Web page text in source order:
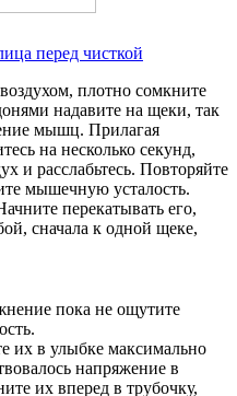
перед чисткой
плотно сомкните
надавите на щеки, так
мышц. Прилагая
на несколько секунд,
и расслабьтесь. Повторяйте
мышечную усталость.
перекатывать его,
сначала к одной щеке,
пока не ощутите
их в улыбке максимально
напряжение в
их вперед в трубочку,